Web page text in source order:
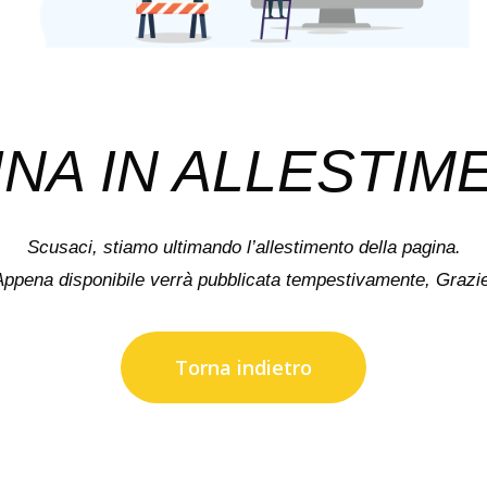
IN
Scusaci, stiamo ultimando l’allestimento della pagina.
disponibile verrà pubblicata tempestivamente,
Torna indietro